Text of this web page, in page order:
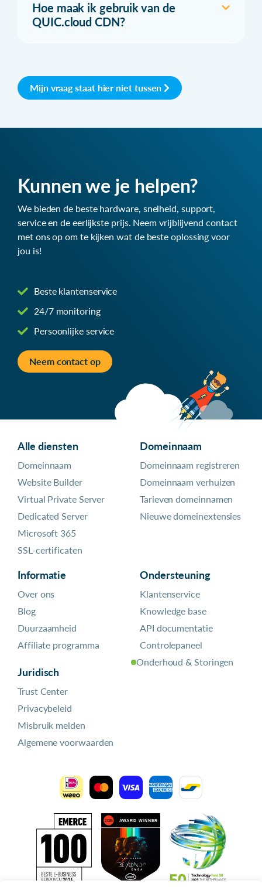
Hoe maak ik gebruik van de
QUIC.cloud CDN?
Mijn vraag staat hier niet tussen
Kunnen we je helpen?
We bieden de beste hardware, snelheid, support,
service en de eerlijkste prijs. Neem vrijblijvend contact
met ons op om te kijken wat de beste oplossing voor
jou is!
Beste klantenservice
24/7 monitoring
Persoonlijke service
Neem contact op
Alle diensten
Domeinnaam
Website Builder
Virtual Private Server
Dedicated Server
Microsoft 365
SSL-certificaten
Domeinnaam
Domeinnaam registreren
Domeinnaam verhuizen
Tarieven domeinnamen
Nieuwe domeinextensies
Informatie
Over ons
Blog
Duurzaamheid
Affiliate programma
Juridisch
Trust Center
Privacybeleid
Misbruik melden
Algemene voorwaarden
Ondersteuning
Klantenservice
Knowledge base
API documentatie
Controlepaneel
Onderhoud & Storingen